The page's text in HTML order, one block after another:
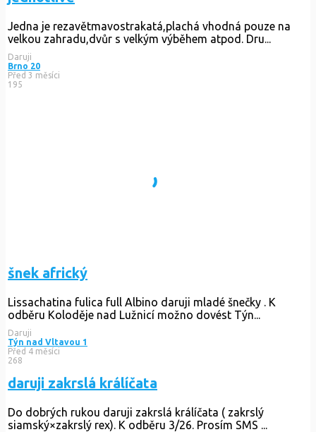
Jedna je rezavětmavostrakatá,plachá vhodná pouze na
velkou zahradu,dvůr s velkým výběhem atpod. Dru...
Daruji
Brno 20
Před 3 měsíci
195
šnek africký
Lissachatina fulica full Albino daruji mladé šnečky . K
odběru Koloděje nad Lužnicí možno dovést Týn...
Daruji
Týn nad Vltavou 1
Před 4 měsíci
268
daruji zakrslá králíčata
Do dobrých rukou daruji zakrslá králíčata ( zakrslý
siamský×zakrslý rex). K odběru 3/26. Prosím SMS ...